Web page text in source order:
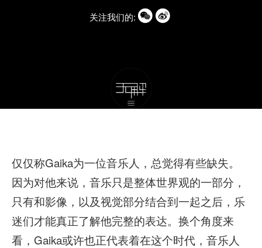
关注我们的:
仅仅称Gaika为一位音乐人，总觉得有些缺失。
因为对他来说，音乐只是整体世界观的一部分，
只有和影像，以及视觉部分结合到一起之后，乐
迷们才能真正了解他完整的表达。换个角度来
看，Gaika或许也正代表着在这个时代，音乐人